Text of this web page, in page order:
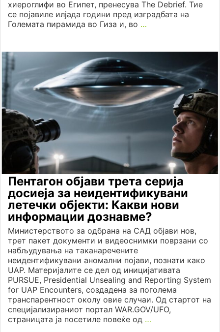
хиероглифи во Египет, пренесува The Debrief. Тие
се појавиле илјада години пред изградбата на
Големата пирамида во Гиза и, во …
Пентагон објави трета серија
досиеја за неидентификувани
летечки објекти: Какви нови
информации дознавме?
Министерството за одбрана на САД објави нов,
трет пакет документи и видеоснимки поврзани со
набљудувања на таканаречените
неидентификувани аномални појави, познати како
UAP. Материјалите се дел од иницијативата
PURSUE, Presidential Unsealing and Reporting System
for UAP Encounters, создадена за поголема
транспарентност околу овие случаи. Од стартот на
специјализираниот портал WAR.GOV/UFO,
страницата ја посетиле повеќе од …